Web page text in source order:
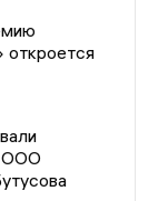
откроется
ООО